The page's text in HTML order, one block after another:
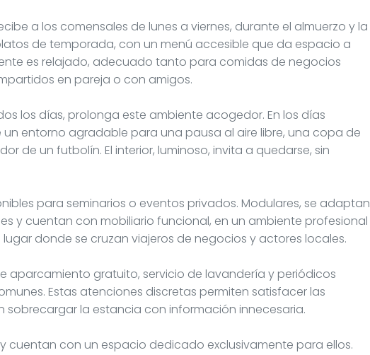
a los comensales de lunes a viernes, durante el almuerzo y la
de temporada, con un menú accesible que da espacio a
es relajado, adecuado tanto para comidas de negocios
en pareja o con amigos.
los días, prolonga este ambiente acogedor. En los días
entorno agradable para una pausa al aire libre, una copa de
de un futbolín. El interior, luminoso, invita a quedarse, sin
para seminarios o eventos privados. Modulares, se adaptan
y cuentan con mobiliario funcional, en un ambiente profesional
lugar donde se cruzan viajeros de negocios y actores locales.
aparcamiento gratuito, servicio de lavandería y periódicos
Estas atenciones discretas permiten satisfacer las
sobrecargar la estancia con información innecesaria.
cuentan con un espacio dedicado exclusivamente para ellos.